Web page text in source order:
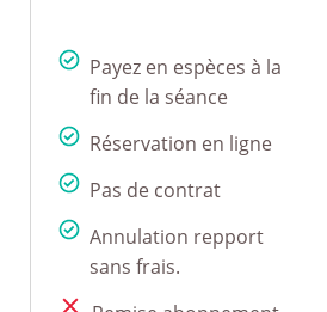
Payez en espèces à la
fin de la séance
Réservation en ligne
Pas de contrat
Annulation repport
sans frais.